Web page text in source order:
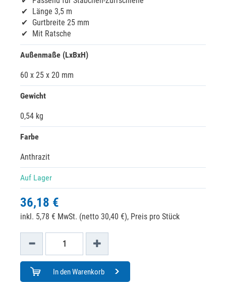
Länge 3,5 m
Gurtbreite 25 mm
Mit Ratsche
Außenmaße (LxBxH)
60 x 25 x 20 mm
Gewicht
0,54 kg
Farbe
Anthrazit
Auf Lager
36,18 €
inkl. 5,78 € MwSt. (netto 30,40 €), Preis pro Stück
In den Warenkorb